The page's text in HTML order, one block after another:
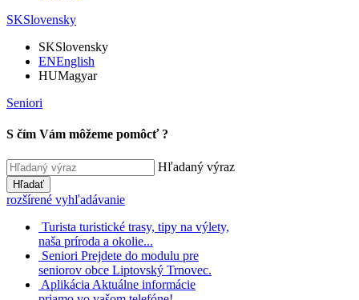
SKSlovensky
SKSlovensky
ENEnglish
HUMagyar
Seniori
S čím Vám môžeme pomôcť ?
Hľadaný výraz
Hľadať
rozšírené vyhľadávanie
Turista turistické trasy, tipy na výlety,
naša príroda a okolie...
Seniori Prejdete do modulu pre
seniorov obce Liptovský Trnovec.
Aplikácia Aktuálne informácie